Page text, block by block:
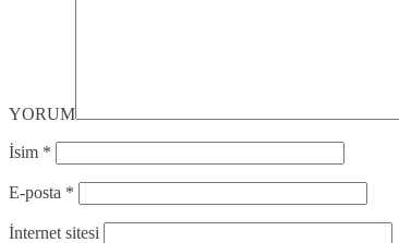
YORUM
İsim *
E-posta *
İnternet sitesi